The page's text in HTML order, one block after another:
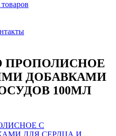
ПРОПОЛИСНОЕ
ДОБАВКАМИ
100МЛ